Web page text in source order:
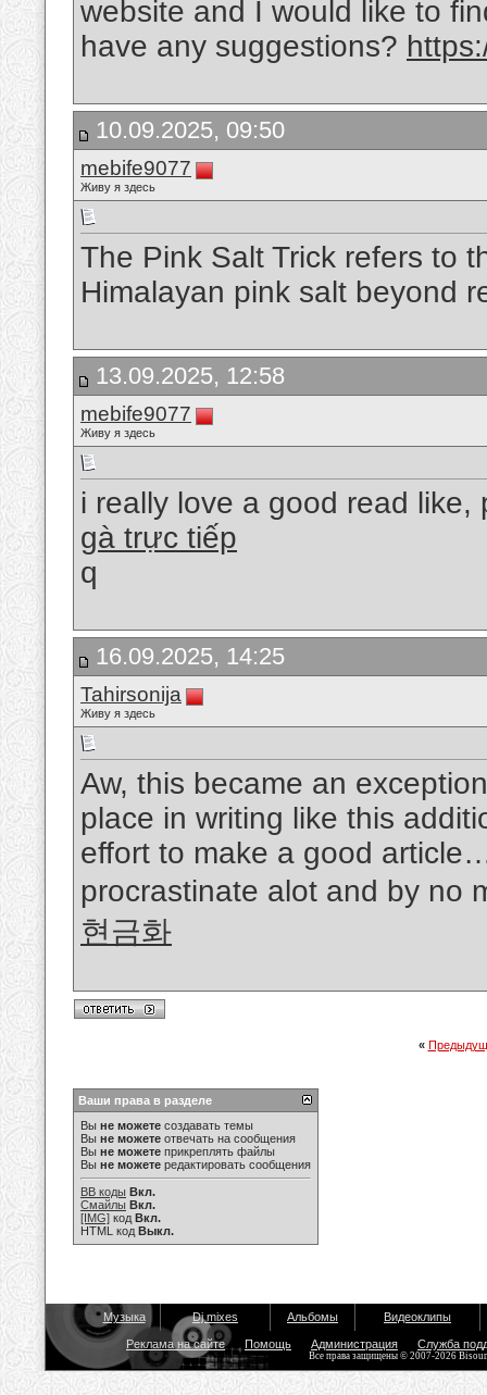
website and I would like to
have any suggestions?
10.09.2025, 09:50
mebife9077
Живу я здесь
The Pink Salt Trick refers to
Himalayan pink salt beyond
13.09.2025, 12:58
mebife9077
Живу я здесь
i really love a good read
gà trực tiếp
q
16.09.2025, 14:25
Tahirsonija
Живу я здесь
Aw, this became an
place in writing like this
effort to make a good
procrastinate alot and by no
현금화
«
Ваши права в разделе
Вы не можете создавать темы
Вы не можете отвечать на сообщения
Вы не можете прикреплять файлы
Вы не можете редактировать сообщения
BB коды Вкл.
Смайлы Вкл.
[IMG] код Вкл.
HTML код Выкл.
Музыка Dj mixes Альбомы Видеоклипы
Реклама на сайте Помощь Администрация Служба
Все права защищены © 2007-2026